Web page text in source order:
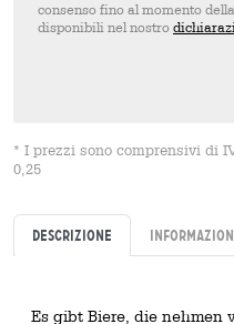
consenso fino al momento
disponibili nel nostro
* I prezzi sono comprensivi di
0,25
Descrizione
Es gibt Biere, die nehmen